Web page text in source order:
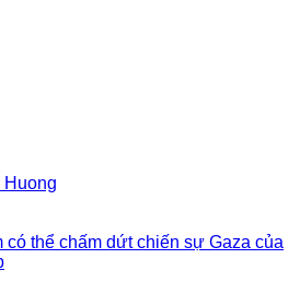
Huong
có thể chấm dứt chiến sự Gaza của